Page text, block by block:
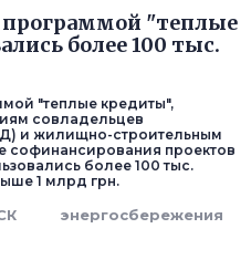
программой "теплые
более 100 тыс.
"теплые кредиты",
совладельцев
и жилищно-строительным
софинансирования проектов
более 100 тыс.
1 млрд грн.
энергосбережения